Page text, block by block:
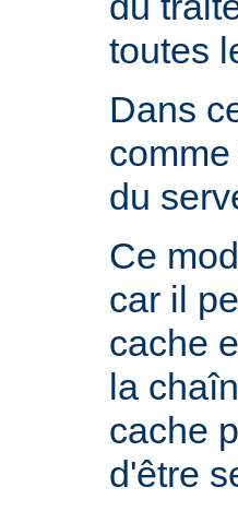
toutes
Dans
du
Ce
car il
cache
la
cache
d'être